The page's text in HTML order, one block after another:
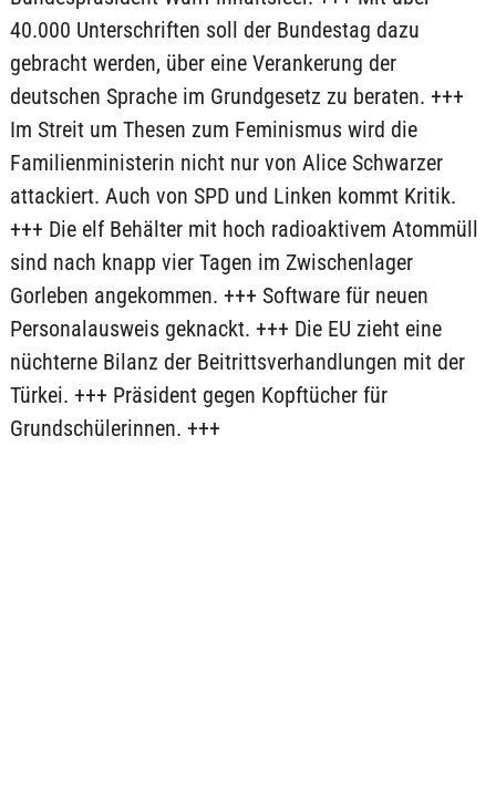
40.000 Unterschriften soll der Bundestag dazu
gebracht werden, über eine Verankerung der
deutschen Sprache im Grundgesetz zu beraten. +++
Im Streit um Thesen zum Feminismus wird die
Familienministerin nicht nur von Alice Schwarzer
attackiert. Auch von SPD und Linken kommt Kritik.
+++ Die elf Behälter mit hoch radioaktivem Atommüll
sind nach knapp vier Tagen im Zwischenlager
Gorleben angekommen. +++ Software für neuen
Personalausweis geknackt. +++ Die EU zieht eine
nüchterne Bilanz der Beitrittsverhandlungen mit der
Türkei. +++ Präsident gegen Kopftücher für
Grundschülerinnen. +++